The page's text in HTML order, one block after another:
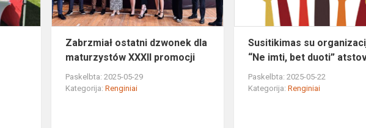
promocji
Zabrzmiał ostatni dzwonek dla
maturzystów XXXII promocji
Paskelbta: 2025-05-29
Kategorija:Renginiai
Susitikimas su
“Ne imti, bet duoti”
Paskelbta: 2025-05-22
Kategorija:Renginiai